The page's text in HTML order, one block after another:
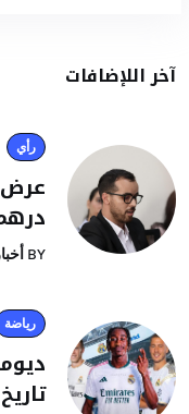
آخر اللإضافات
رأي
BY
رياضة